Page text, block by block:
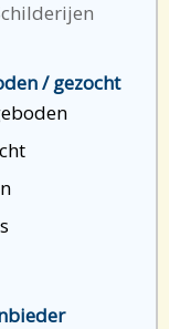
/ gezocht